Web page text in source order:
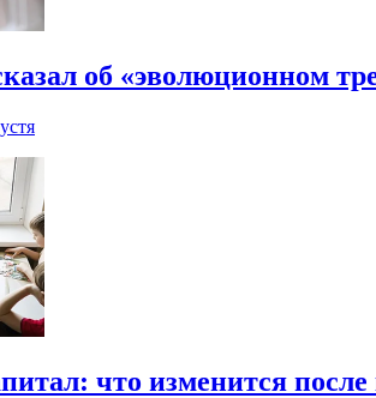
об «эволюционном
что изменится